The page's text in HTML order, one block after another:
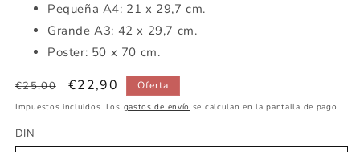
Pequeña A4: 21 x 29,7 cm.
Grande A3: 42 x 29,7 cm.
Poster: 50 x 70 cm.
Precio
habitual
€25,00
Precio
de
€22,90 Oferta
Impuestos incluidos. Los gastos de envío se calculan en la pantalla de pago.
DIN